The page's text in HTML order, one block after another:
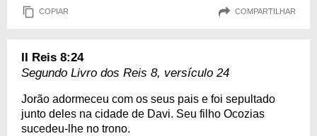
COPIAR COMPARTILHAR
II Reis 8:24
Segundo Livro dos Reis 8, versículo 24
Jorão adormeceu com os seus pais e foi sepultado
junto deles na cidade de Davi. Seu filho Ocozias
sucedeu-lhe no trono.